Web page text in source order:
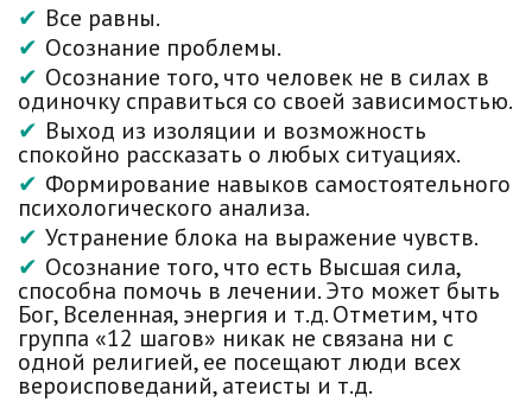
Все равны.
Осознание проблемы.
Осознание того, что человек не в силах в
одиночку справиться со своей зависимостью.
Выход из изоляции и возможность
спокойно рассказать о любых ситуациях.
Формирование навыков самостоятельного
психологического анализа.
Устранение блока на выражение чувств.
Осознание того, что есть Высшая сила,
способна помочь в лечении. Это может быть
Бог, Вселенная, энергия и т.д. Отметим, что
группа «12 шагов» никак не связана ни с
одной религией, ее посещают люди всех
вероисповеданий, атеисты и т.д.